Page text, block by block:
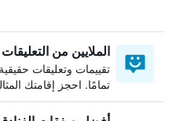
الملايين من التعليقات
تقييمات وتعليقات
تمامًا. احجز إقامتك